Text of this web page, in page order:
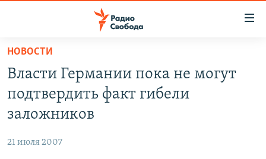
упрощенного
доступа
основному
Вернутся
АВТОРСКИЕ ПРОЕКТЫ
МНЕНИЯ
НОВОСТИ
Власти Германии пока не могут
подтвердить факт гибели
заложников
21 июля 2007